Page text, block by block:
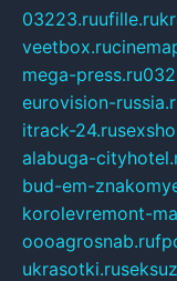
03223.ruufille.ru
veetbox.ru
mega-press.ru
eurovision-
itrack-24.ru
alabuga-
bud-em-
korolevremont-
oooagrosnab.ru
ukrasotki.ru